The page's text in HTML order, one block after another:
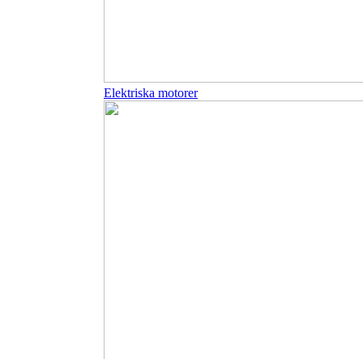
Elektriska motorer